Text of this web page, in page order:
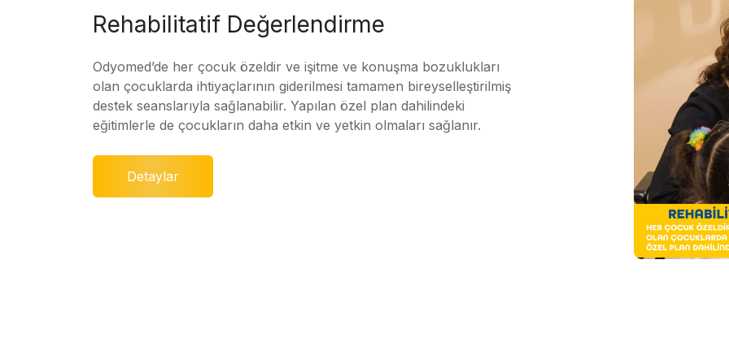
Rehabilitatif Değerlendirme
Odyomed’de her çocuk özeldir ve işitme ve konuşma bozuklukları
olan çocuklarda ihtiyaçlarının giderilmesi tamamen bireyselleştirilmiş
destek seanslarıyla sağlanabilir. Yapılan özel plan dahilindeki
eğitimlerle de çocukların daha etkin ve yetkin olmaları sağlanır.
Detaylar